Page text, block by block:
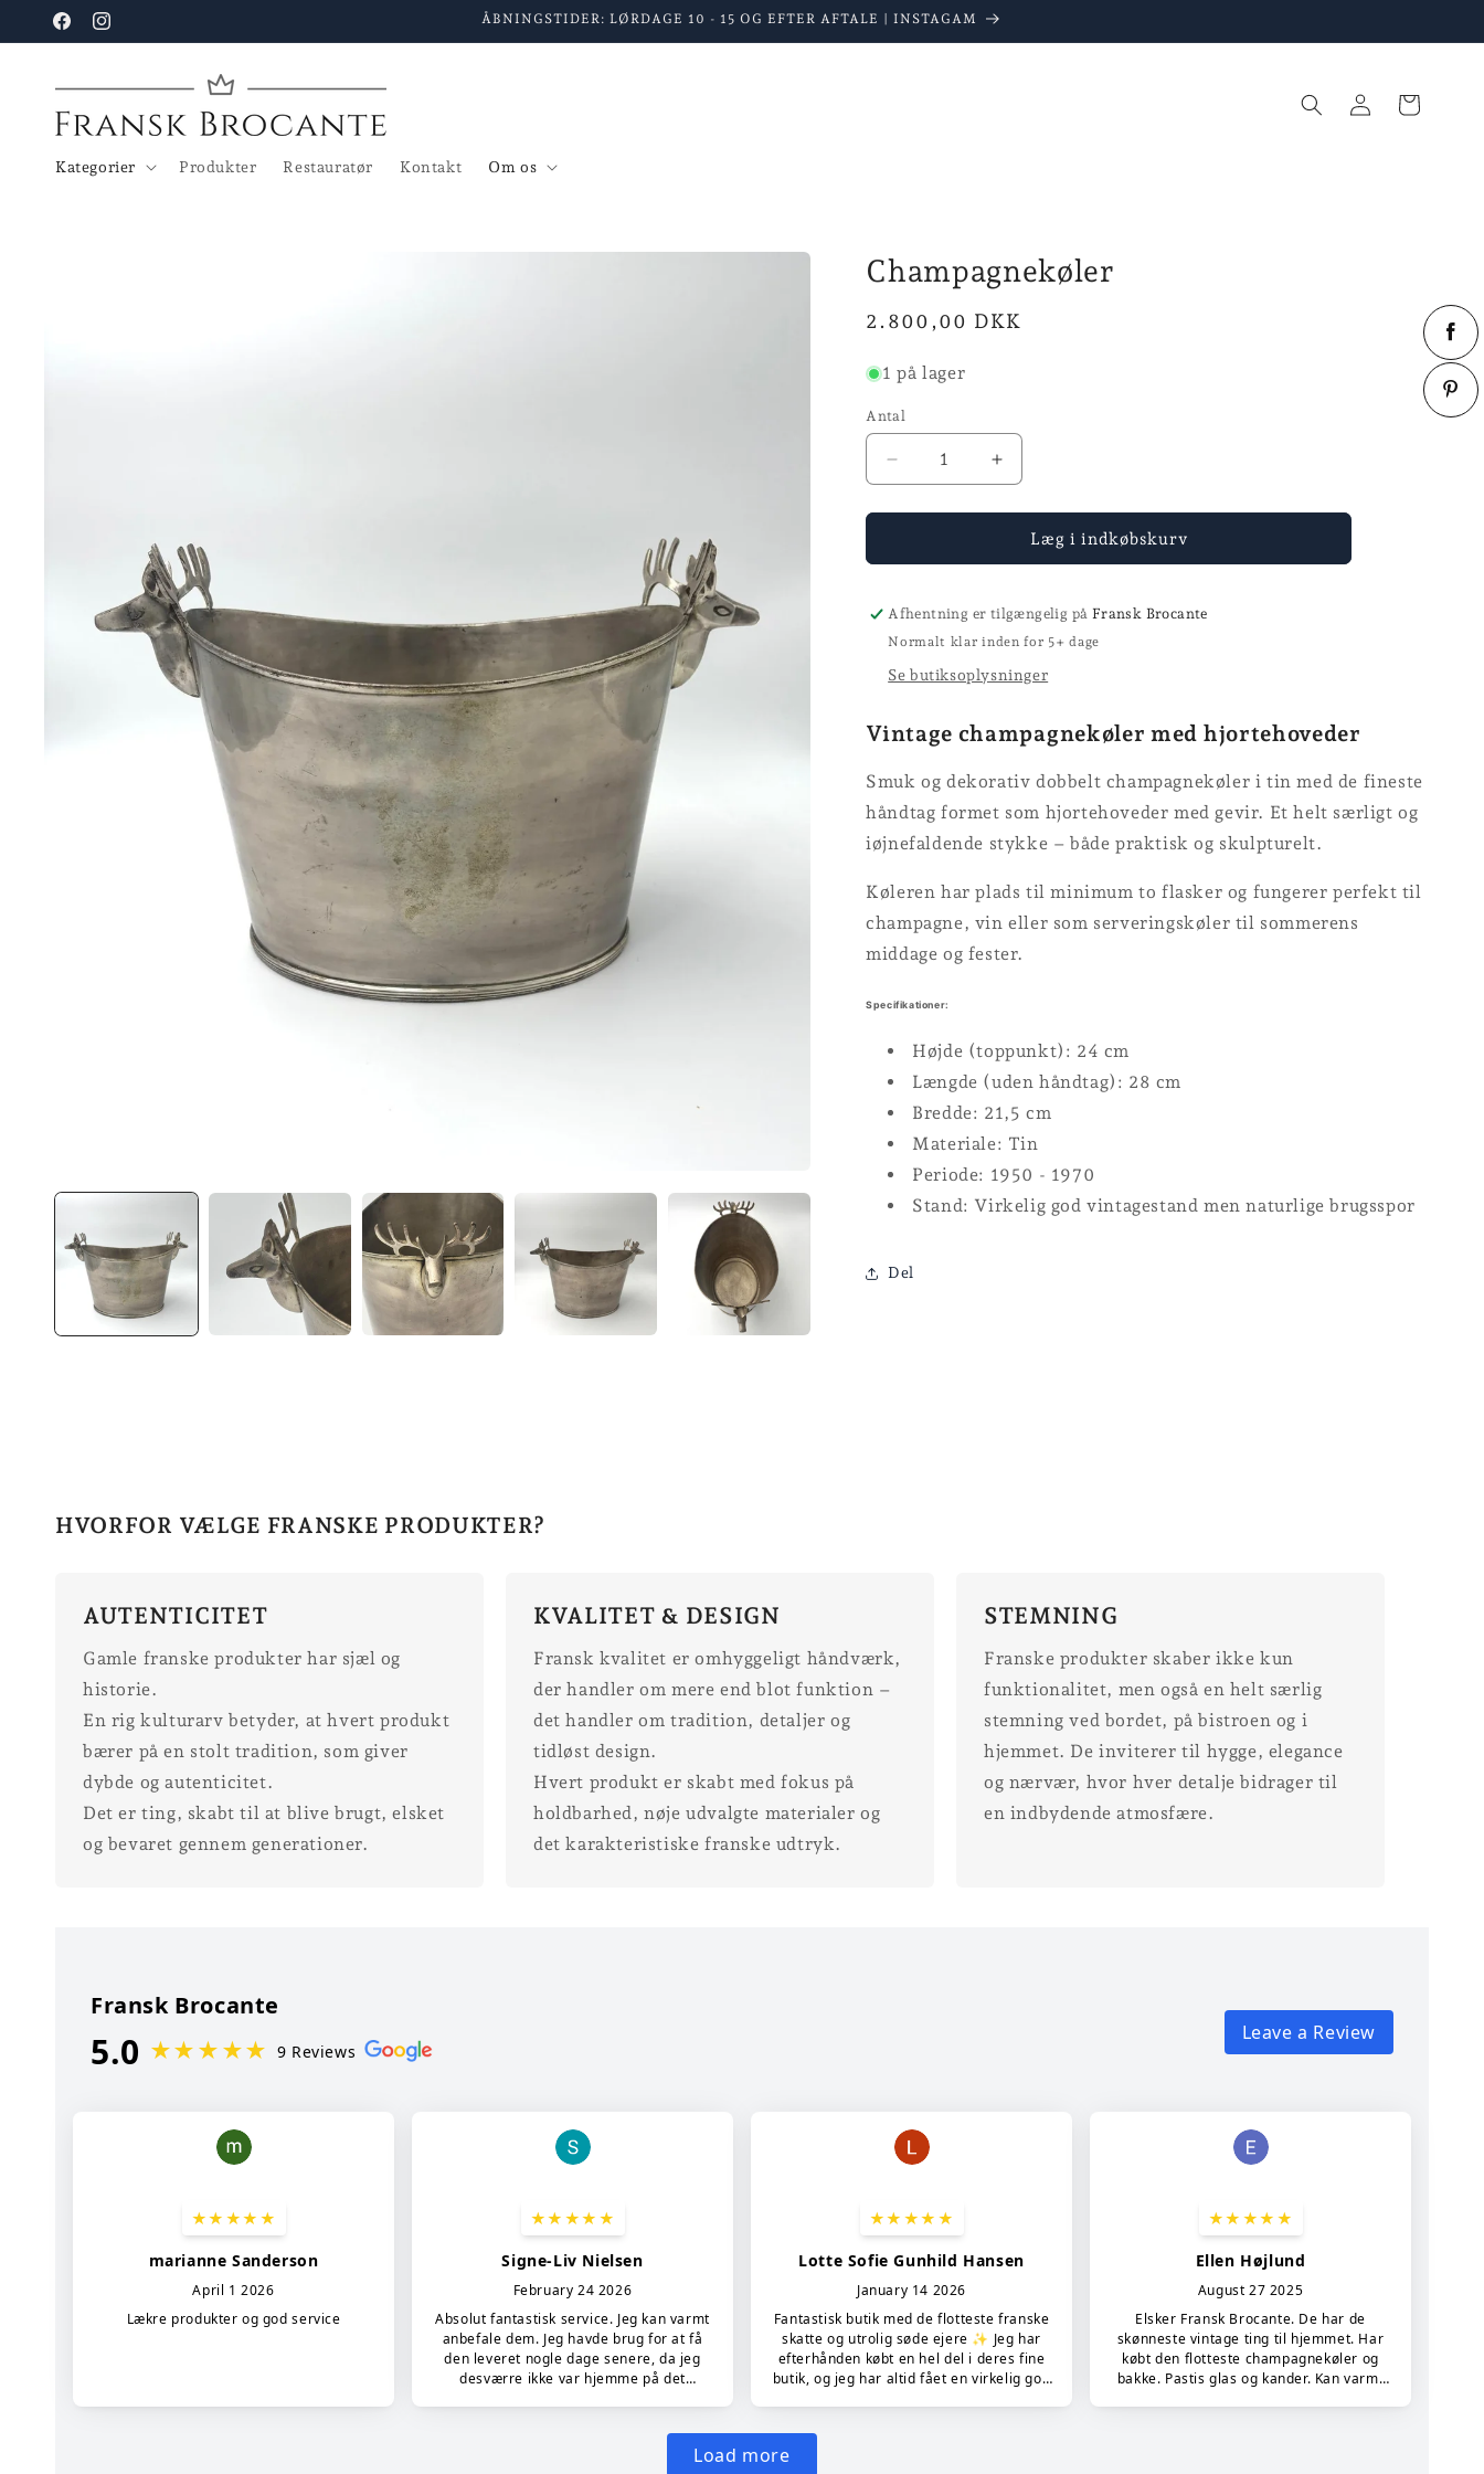
Gå til
indhold
FacebookInstagram
ÅBNINGSTIDER: LØRDAGE 10 - 15 OG EFTER AFTALE | INSTAGAM
Kategorier Produkter Restauratør Kontakt Om os
ind
Indkøbskurv
Champagnekøler
Normalpris
2.800,00 DKK
1 på lager
Antal
Reducer
antallet
for
Champagnekøler
Øg
antallet
for
Champagnekøler
Læg i indkøbskurv
Afhentning er tilgængelig på Fransk Brocante
Normalt klar inden for 5+ dage
Se butiksoplysninger
Vintage champagnekøler med hjortehoveder
Smuk og dekorativ dobbelt champagnekøler i tin med de fineste
håndtag formet som hjortehoveder med gevir. Et helt særligt og
iøjnefaldende stykke – både praktisk og skulpturelt.
Køleren har plads til minimum to flasker og fungerer perfekt til
champagne, vin eller som serveringskøler til sommerens
middage og fester.
Specifikationer:
Højde (toppunkt): 24 cm
Længde (uden håndtag): 28 cm
Bredde: 21,5 cm
Materiale: Tin
Periode: 1950 - 1970
Stand: Virkelig god vintagestand men naturlige brugsspor
Del
HVORFOR VÆLGE FRANSKE PRODUKTER?
AUTENTICITET
Gamle franske produkter har sjæl og
historie.
En rig kulturarv betyder, at hvert produkt
bærer på en stolt tradition, som giver
dybde og autenticitet.
Det er ting, skabt til at blive brugt, elsket
og bevaret gennem generationer.
KVALITET & DESIGN
Fransk kvalitet er omhyggeligt håndværk,
der handler om mere end blot funktion –
det handler om tradition, detaljer og
tidløst design.
Hvert produkt er skabt med fokus på
holdbarhed, nøje udvalgte materialer og
det karakteristiske franske udtryk.
STEMNING
Franske produkter skaber ikke kun
funktionalitet, men også en helt særlig
stemning ved bordet, på bistroen og i
hjemmet. De inviterer til hygge, elegance
og nærvær, hvor hver detalje bidrager til
en indbydende atmosfære.